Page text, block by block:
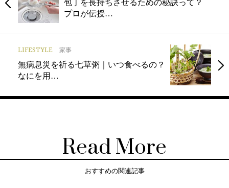
包丁を長持ちさせるための秘訣って？
プロが伝授…
LIFESTYLE 家事
無病息災を祈る七草粥｜いつ食べるの？
なにを用…
Read More
おすすめの関連記事